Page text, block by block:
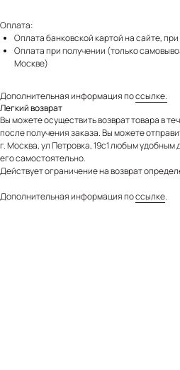
Оплата:
Оплата банковской картой на сайте,
Оплата при получении (только
Москве)
Дополнительная информация поссылке.
Легкий возврат
Вы можете осуществить возврат товара в
после получения заказа. Вы можете
г. Москва, ул Петровка, 19с1 любым
его самостоятельно.
Действует ограничение на возврат
Дополнительная информация поссылке.